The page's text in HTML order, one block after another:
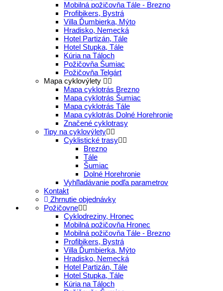
Mobilná požičovňa Tále - Brezno
Profibikers, Bystrá
Villa Ďumbierka, Mýto
Hradisko, Nemecká
Hotel Partizán, Tále
Hotel Stupka, Tále
Kúria na Táloch
Požičovňa Šumiac
Požičovňa Telgárt
Mapa cyklovýlety
Mapa cyklotrás Brezno
Mapa cyklotrás Šumiac
Mapa cyklotrás Tále
Mapa cyklotrás Dolné Horehronie
Značené cyklotrasy
Tipy na cyklovýlety
Cyklistické trasy
Brezno
Tále
Šumiac
Dolné Horehronie
Vyhľladávanie podľa parametrov
Kontakt
Zhrnutie objednávky
Požičovne
Cyklodreziny, Hronec
Mobilná požičovňa Hronec
Mobilná požičovňa Tále - Brezno
Profibikers, Bystrá
Villa Ďumbierka, Mýto
Hradisko, Nemecká
Hotel Partizán, Tále
Hotel Stupka, Tále
Kúria na Táloch